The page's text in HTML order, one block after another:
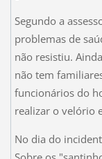
Segundo a
problemas de
não resistiu.
não tem
funcionários do
realizar o velório
No dia do